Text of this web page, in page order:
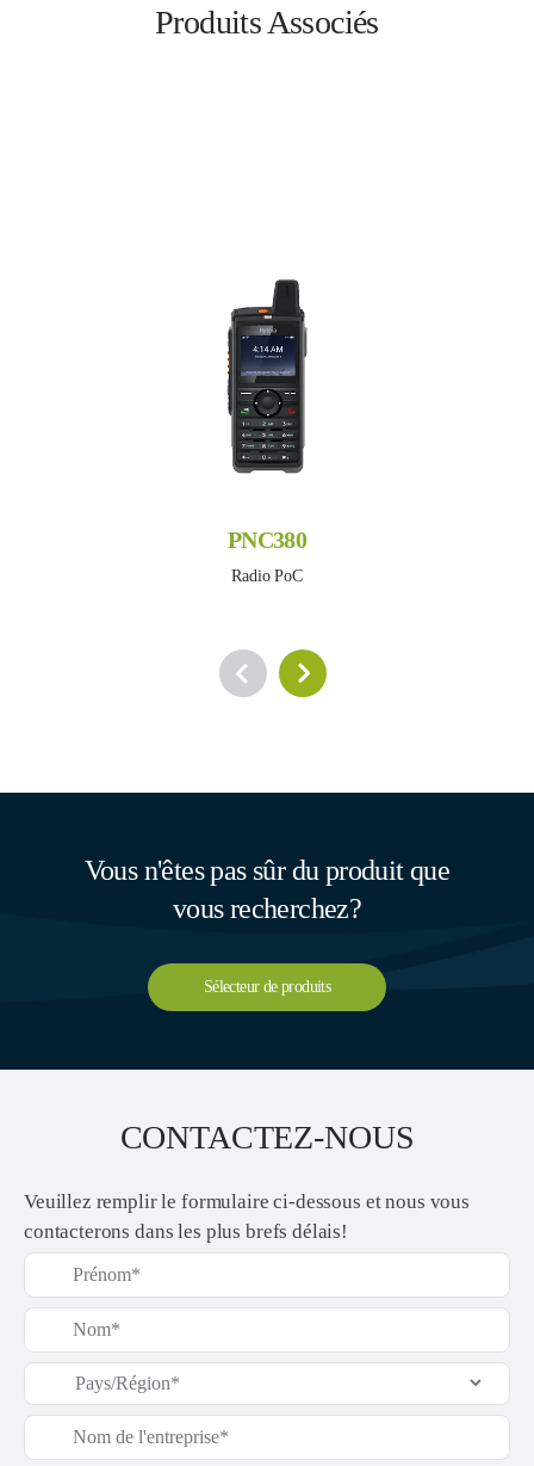
Produits Associés
PNC380
Radio PoC
Vous n'êtes pas sûr du produit que
vous recherchez?
Sélecteur de produits
CONTACTEZ-NOUS
Veuillez remplir le formulaire ci-dessous et nous vous
contacterons dans les plus brefs délais!